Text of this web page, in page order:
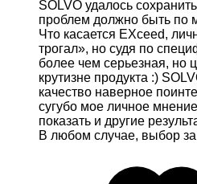
SOLVO удалось
проблем должно быть по
Что касается EXceed,
трогал», но судя по
более чем серьезная, но
крутизне продукта :)
качество наверное
сугубо мое личное
показать и другие
В любом случае, выбор